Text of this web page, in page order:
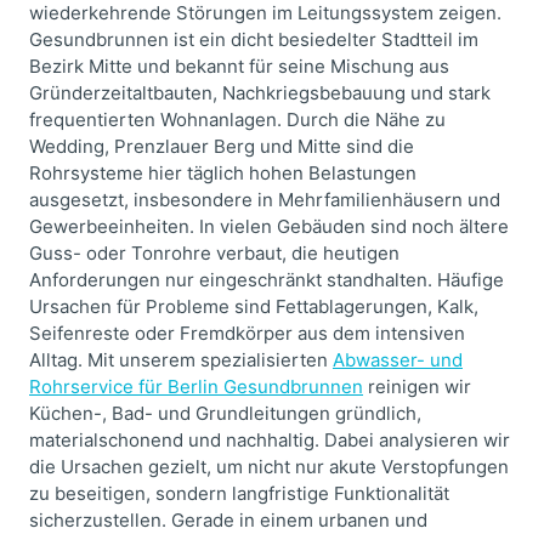
wiederkehrende Störungen im Leitungssystem zeigen.
Gesundbrunnen ist ein dicht besiedelter Stadtteil im
Bezirk Mitte und bekannt für seine Mischung aus
Gründerzeitaltbauten, Nachkriegsbebauung und stark
frequentierten Wohnanlagen. Durch die Nähe zu
Wedding, Prenzlauer Berg und Mitte sind die
Rohrsysteme hier täglich hohen Belastungen
ausgesetzt, insbesondere in Mehrfamilienhäusern und
Gewerbeeinheiten. In vielen Gebäuden sind noch ältere
Guss- oder Tonrohre verbaut, die heutigen
Anforderungen nur eingeschränkt standhalten. Häufige
Ursachen für Probleme sind Fettablagerungen, Kalk,
Seifenreste oder Fremdkörper aus dem intensiven
Alltag. Mit unserem spezialisierten Abwasser- und
Rohrservice für Berlin Gesundbrunnen reinigen wir
Küchen-, Bad- und Grundleitungen gründlich,
materialschonend und nachhaltig. Dabei analysieren wir
die Ursachen gezielt, um nicht nur akute Verstopfungen
zu beseitigen, sondern langfristige Funktionalität
sicherzustellen. Gerade in einem urbanen und